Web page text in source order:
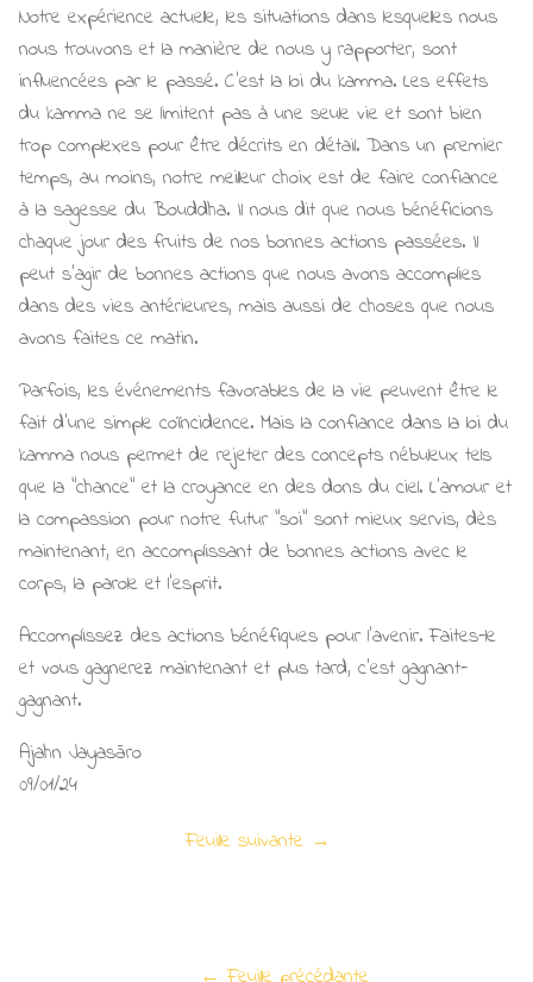
Notre expérience actuelle, les situations dans lesquelles nous
nous trouvons et la manière de nous y rapporter, sont
influencées par le passé. C'est la loi du kamma. Les effets
du kamma ne se limitent pas à une seule vie et sont bien
trop complexes pour être décrits en détail. Dans un premier
temps, au moins, notre meilleur choix est de faire confiance
à la sagesse du Bouddha. Il nous dit que nous bénéficions
chaque jour des fruits de nos bonnes actions passées. Il
peut s'agir de bonnes actions que nous avons accomplies
dans des vies antérieures, mais aussi de choses que nous
avons faites ce matin.
Parfois, les événements favorables de la vie peuvent être le
fait d'une simple coïncidence. Mais la confiance dans la loi du
kamma nous permet de rejeter des concepts nébuleux tels
que la "chance" et la croyance en des dons du ciel. L'amour et
la compassion pour notre futur "soi" sont mieux servis, dès
maintenant, en accomplissant de bonnes actions avec le
corps, la parole et l'esprit.
Accomplissez des actions bénéfiques pour l'avenir. Faites-le
et vous gagnerez maintenant et plus tard, c'est gagnant-
gagnant.
Ajahn Jayasāro
09/01/24
Feuille suivante →